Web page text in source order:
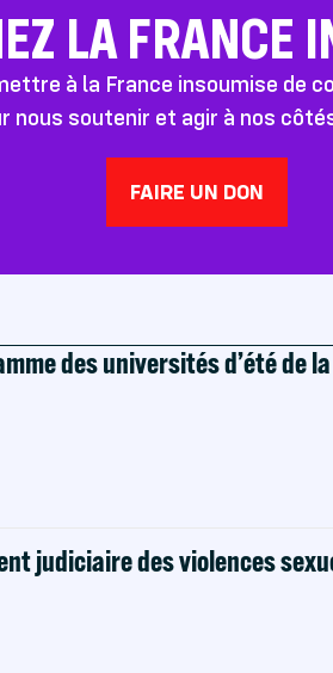
LA FRANCE
à la France insoumise de
nous soutenir et agir à nos
FAIRE UN DON
des universités d’été de
judiciaire des violences